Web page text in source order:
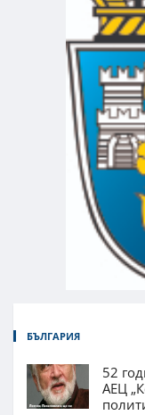
БЪЛГАРИЯ
52
АЕЦ